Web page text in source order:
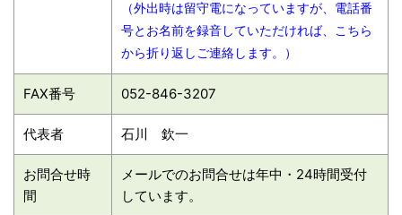
（外出時は留守電になっていますが、電話番
号と お名前を録音していただければ、こちら
から折り返しご連絡します。）
FAX番号 052-846-3207
代表者 石川 欽一
お問合せ時
間
メールでのお問合せは年中・24時間受付
しています。